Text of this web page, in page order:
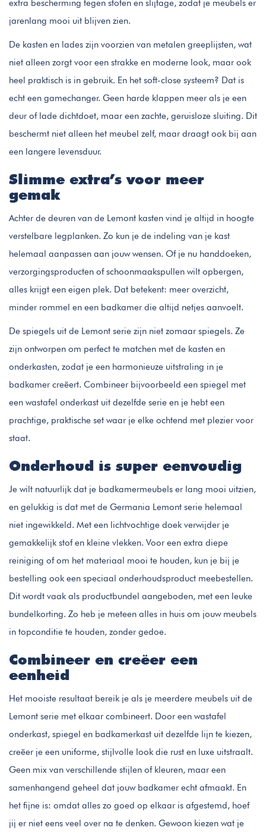
extra bescherming tegen stoten en slijtage, zodat je meubels er
jarenlang mooi uit blijven zien.
De kasten en lades zijn voorzien van metalen greeplijsten, wat
niet alleen zorgt voor een strakke en moderne look, maar ook
heel praktisch is in gebruik. En het soft-close systeem? Dat is
echt een gamechanger. Geen harde klappen meer als je een
deur of lade dichtdoet, maar een zachte, geruisloze sluiting. Dit
beschermt niet alleen het meubel zelf, maar draagt ook bij aan
een langere levensduur.
Slimme extra’s voor meer
gemak
Achter de deuren van de Lemont kasten vind je altijd in hoogte
verstelbare legplanken. Zo kun je de indeling van je kast
helemaal aanpassen aan jouw wensen. Of je nu handdoeken,
verzorgingsproducten of schoonmaakspullen wilt opbergen,
alles krijgt een eigen plek. Dat betekent: meer overzicht,
minder rommel en een badkamer die altijd netjes aanvoelt.
De spiegels uit de Lemont serie zijn niet zomaar spiegels. Ze
zijn ontworpen om perfect te matchen met de kasten en
onderkasten, zodat je een harmonieuze uitstraling in je
badkamer creëert. Combineer bijvoorbeeld een spiegel met
een wastafel onderkast uit dezelfde serie en je hebt een
prachtige, praktische set waar je elke ochtend met plezier voor
staat.
Onderhoud is super eenvoudig
Je wilt natuurlijk dat je badkamermeubels er lang mooi uitzien,
en gelukkig is dat met de Germania Lemont serie helemaal
niet ingewikkeld. Met een lichtvochtige doek verwijder je
gemakkelijk stof en kleine vlekken. Voor een extra diepe
reiniging of om het materiaal mooi te houden, kun je bij je
bestelling ook een speciaal onderhoudsproduct meebestellen.
Dit wordt vaak als productbundel aangeboden, met een leuke
bundelkorting. Zo heb je meteen alles in huis om jouw meubels
in topconditie te houden, zonder gedoe.
Combineer en creëer een
eenheid
Het mooiste resultaat bereik je als je meerdere meubels uit de
Lemont serie met elkaar combineert. Door een wastafel
onderkast, spiegel en badkamerkast uit dezelfde lijn te kiezen,
creëer je een uniforme, stijlvolle look die rust en luxe uitstraalt.
Geen mix van verschillende stijlen of kleuren, maar een
samenhangend geheel dat jouw badkamer echt afmaakt. En
het fijne is: omdat alles zo goed op elkaar is afgestemd, hoef
jij er niet eens veel over na te denken. Gewoon kiezen wat je